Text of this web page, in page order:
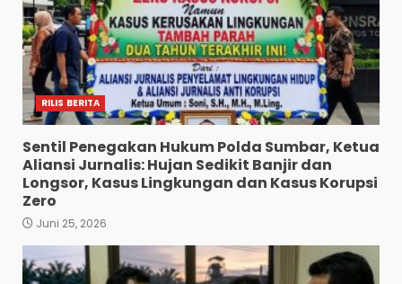
RILIS BERITA
Sentil Penegakan Hukum Polda Sumbar, Ketua
Aliansi Jurnalis: Hujan Sedikit Banjir dan
Longsor, Kasus Lingkungan dan Kasus Korupsi
Zero
Juni 25, 2026